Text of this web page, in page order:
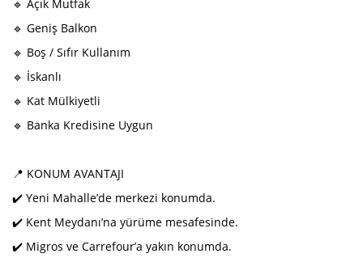
🔹 Açık Mutfak
🔹 Geniş Balkon
🔹 Boş / Sıfır Kullanım
🔹 İskanlı
🔹 Kat Mülkiyetli
🔹 Banka Kredisine Uygun
📍 KONUM AVANTAJI
✔️ Yeni Mahalle’de merkezi konumda.
✔️ Kent Meydanı’na yürüme mesafesinde.
✔️ Migros ve Carrefour’a yakın konumda.